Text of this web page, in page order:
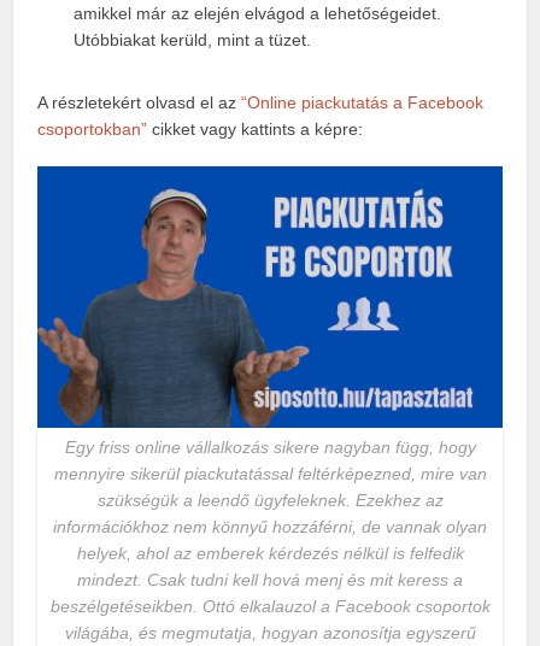
amikkel már az elején elvágod a lehetőségeidet.
Utóbbiakat kerüld, mint a tüzet.
A részletekért olvasd el az“Online piackutatás a Facebook
csoportokban” cikket vagy kattints a képre:
Egy friss online vállalkozás sikere nagyban függ, hogy
mennyire sikerül piackutatással feltérképezned, mire van
szükségük a leendő ügyfeleknek. Ezekhez az
információkhoz nem könnyű hozzáférni, de vannak olyan
helyek, ahol az emberek kérdezés nélkül is felfedik
mindezt. Csak tudni kell hová menj és mit keress a
beszélgetéseikben. Ottó elkalauzol a Facebook csoportok
világába, és megmutatja, hogyan azonosítja egyszerű